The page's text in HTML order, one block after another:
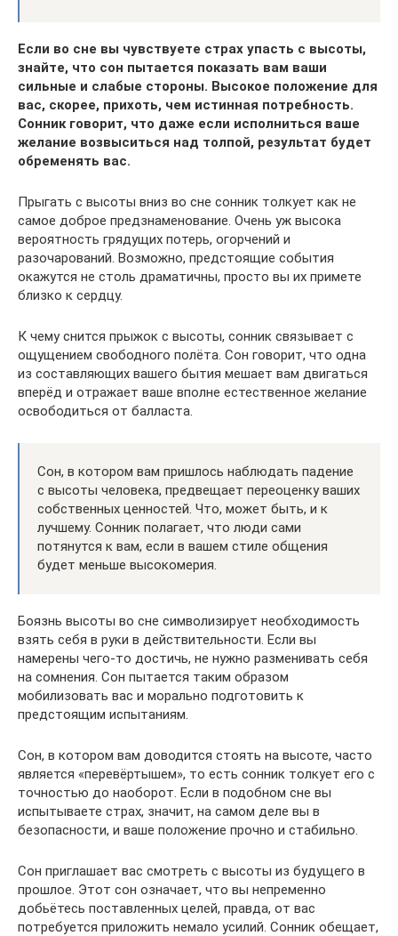
Если во сне вы чувствуете страх упасть с высоты,
знайте, что сон пытается показать вам ваши
сильные и слабые стороны. Высокое положение для
вас, скорее, прихоть, чем истинная потребность.
Сонник говорит, что даже если исполниться ваше
желание возвыситься над толпой, результат будет
обременять вас.
Прыгать с высоты вниз во сне сонник толкует как не
самое доброе предзнаменование. Очень уж высока
вероятность грядущих потерь, огорчений и
разочарований. Возможно, предстоящие события
окажутся не столь драматичны, просто вы их примете
близко к сердцу.
К чему снится прыжок с высоты, сонник связывает с
ощущением свободного полёта. Сон говорит, что одна
из составляющих вашего бытия мешает вам двигаться
вперёд и отражает ваше вполне естественное желание
освободиться от балласта.
Сон, в котором вам пришлось наблюдать падение
с высоты человека, предвещает переоценку ваших
собственных ценностей. Что, может быть, и к
лучшему. Сонник полагает, что люди сами
потянутся к вам, если в вашем стиле общения
будет меньше высокомерия.
Боязнь высоты во сне символизирует необходимость
взять себя в руки в действительности. Если вы
намерены чего-то достичь, не нужно разменивать себя
на сомнения. Сон пытается таким образом
мобилизовать вас и морально подготовить к
предстоящим испытаниям.
Сон, в котором вам доводится стоять на высоте, часто
является «перевёртышем», то есть сонник толкует его с
точностью до наоборот. Если в подобном сне вы
испытываете страх, значит, на самом деле вы в
безопасности, и ваше положение прочно и стабильно.
Сон приглашает вас смотреть с высоты из будущего в
прошлое. Этот сон означает, что вы непременно
добьётесь поставленных целей, правда, от вас
потребуется приложить немало усилий. Сонник обещает,